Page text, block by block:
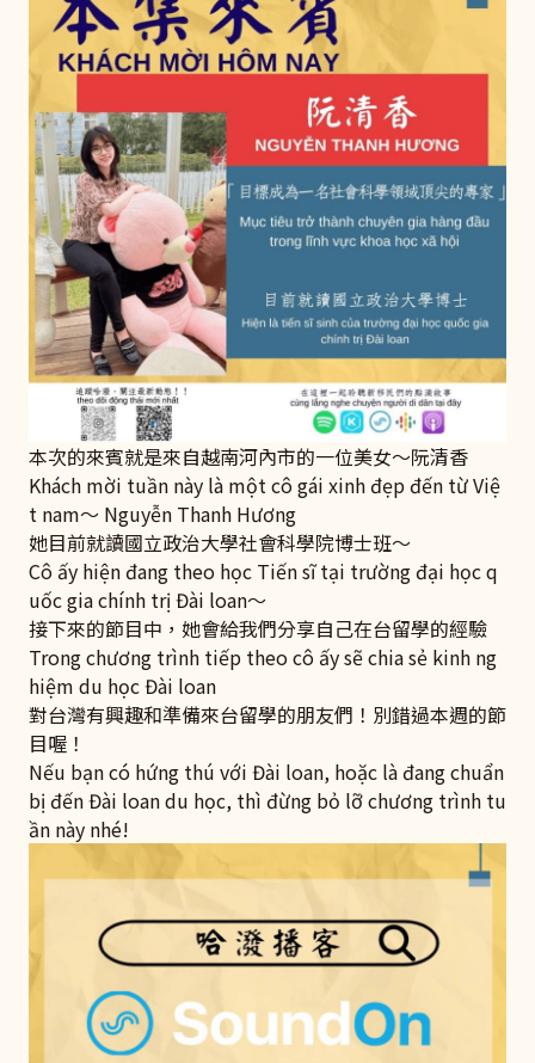
本次的來賓就是來自越南河內市的一位美女～阮清香
Khách mời tuần này là một cô gái xinh đẹp đến từ Việ
t nam～ Nguyễn Thanh Hương
她目前就讀國立政治大學社會科學院博士班～
Cô ấy hiện đang theo học Tiến sĩ tại trường đại học q
uốc gia chính trị Đài loan～
接下來的節目中，她會給我們分享自己在台留學的經驗
Trong chương trình tiếp theo cô ấy sẽ chia sẻ kinh ng
hiệm du học Đài loan
對台灣有興趣和準備來台留學的朋友們！別錯過本週的節
目喔！
Nếu bạn có hứng thú với Đài loan, hoặc là đang chuẩn
bị đến Đài loan du học, thì đừng bỏ lỡ chương trình tu
ần này nhé!